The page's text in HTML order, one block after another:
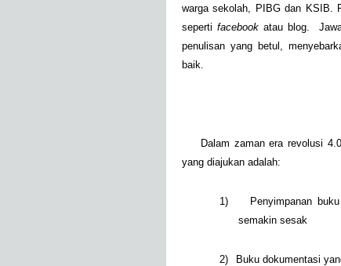
warga sekolah, PIBG dan KSIB.
seperti facebookatau blog.
penulisan yang betul,
baik.
Dalam zaman era revolusi
yang diajukan adalah:
1)
Penyimpanan
semakin sesak
2) Buku dokumentasi